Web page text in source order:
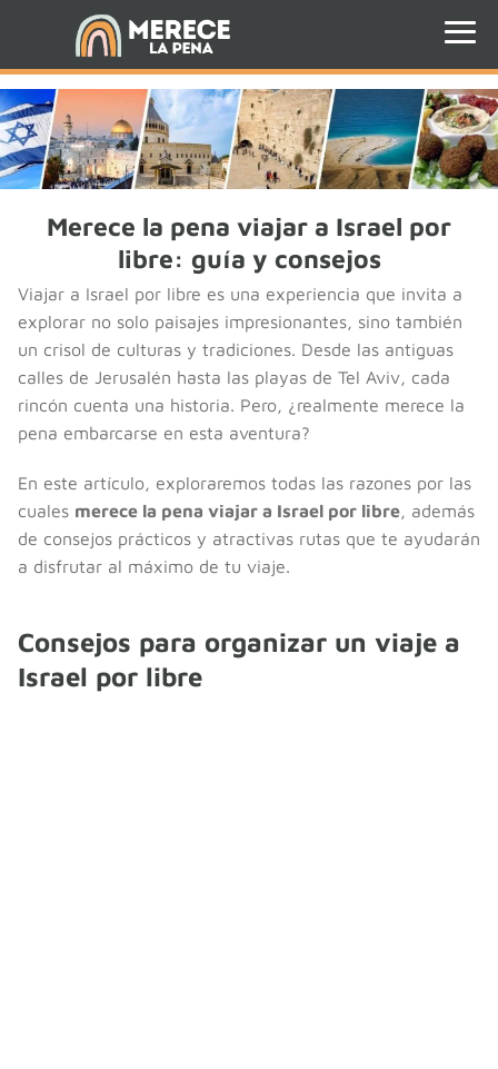
Merece la pena viajar a Israel por
libre: guía y consejos
Viajar a Israel por libre es una experiencia que invita a
explorar no solo paisajes impresionantes, sino también
un crisol de culturas y tradiciones. Desde las antiguas
calles de Jerusalén hasta las playas de Tel Aviv, cada
rincón cuenta una historia. Pero, ¿realmente merece la
pena embarcarse en esta aventura?
En este artículo, exploraremos todas las razones por las
cuales merece la pena viajar a Israel por libre, además
de consejos prácticos y atractivas rutas que te ayudarán
a disfrutar al máximo de tu viaje.
Consejos para organizar un viaje a
Israel por libre